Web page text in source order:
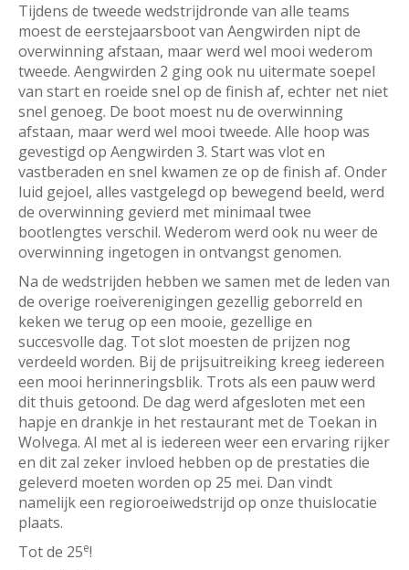
Tijdens de tweede wedstrijdronde van alle teams
moest de eerstejaarsboot van Aengwirden nipt de
overwinning afstaan, maar werd wel mooi wederom
tweede. Aengwirden 2 ging ook nu uitermate soepel
van start en roeide snel op de finish af, echter net niet
snel genoeg. De boot moest nu de overwinning
afstaan, maar werd wel mooi tweede. Alle hoop was
gevestigd op Aengwirden 3. Start was vlot en
vastberaden en snel kwamen ze op de finish af. Onder
luid gejoel, alles vastgelegd op bewegend beeld, werd
de overwinning gevierd met minimaal twee
bootlengtes verschil. Wederom werd ook nu weer de
overwinning ingetogen in ontvangst genomen.
Na de wedstrijden hebben we samen met de leden van
de overige roeiverenigingen gezellig geborreld en
keken we terug op een mooie, gezellige en
succesvolle dag. Tot slot moesten de prijzen nog
verdeeld worden. Bij de prijsuitreiking kreeg iedereen
een mooi herinneringsblik. Trots als een pauw werd
dit thuis getoond. De dag werd afgesloten met een
hapje en drankje in het restaurant met de Toekan in
Wolvega. Al met al is iedereen weer een ervaring rijker
en dit zal zeker invloed hebben op de prestaties die
geleverd moeten worden op 25 mei. Dan vindt
namelijk een regioroeiwedstrijd op onze thuislocatie
plaats.
Tot de 25e!